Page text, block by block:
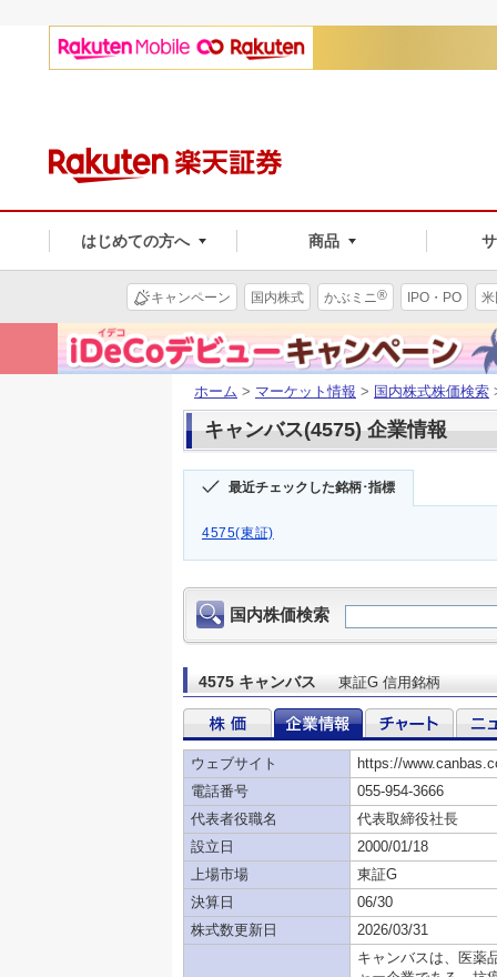
はじめての方へ 商品
キャンペーン 国内株式 かぶミニ® IPO・PO
ホーム > マーケット情報 > 国内株式株価検索
キャンバス(4575) 企業情報
最近チェックした銘柄･指標
4575(東証)